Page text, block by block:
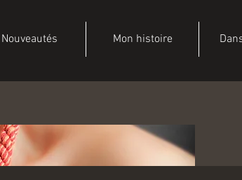
Nouveautés Mon histoire